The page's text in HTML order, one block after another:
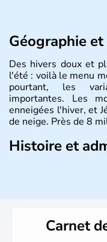
Géographie
Des hivers doux et
l'été : voilà le menu
pourtant, les
importantes. Les
enneigées l'hiver, et
de neige. Près de 8
Histoire et
L'Israël est un état
vrai essorCarnet